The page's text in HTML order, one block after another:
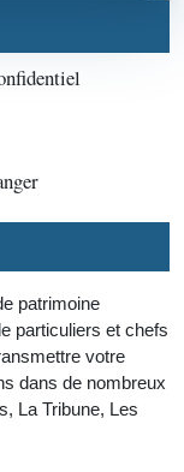
patrimoine
particuliers et chefs
votre
dans de nombreux
La Tribune, Les